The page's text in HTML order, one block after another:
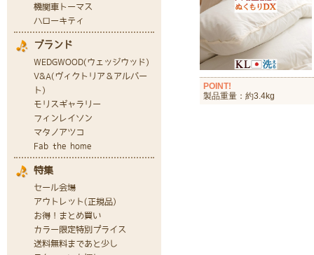
POINT!
製品重量：約3.4kg